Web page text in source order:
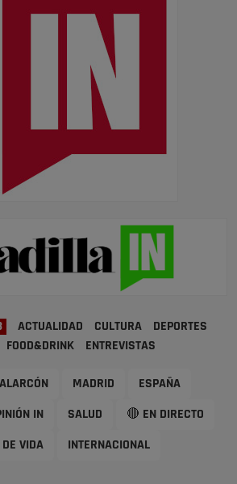
ACTUALIDAD CULTURA
DEPORTES
FOOD&DRINK ENTREVISTAS
MADRID ESPAÑA
IN SALUD 🔴 EN DIRECTO
DE VIDA INTERNACIONAL